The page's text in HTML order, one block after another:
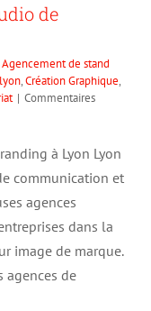
de
Agencement de stand
,Création Graphique,
| Commentaires
à Lyon Lyon
communication et
agences
dans la
image de marque.
agences de